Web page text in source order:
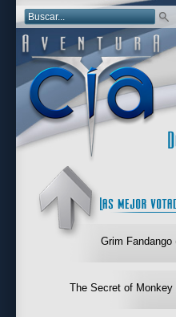
Grim Fandango
The Secret of